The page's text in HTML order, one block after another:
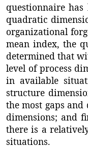
questionnaire
quadratic
organizational
mean index, the
determined that
level of process
in available
structure
the most gaps
dimensions; and
there is a
situations.